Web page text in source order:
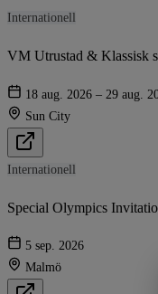
Internationell
VM Utrustad & Klassisk
18 aug. 2026 – 29 aug.
Sun City
Internationell
Special Olympics
5 sep. 2026
Malmö